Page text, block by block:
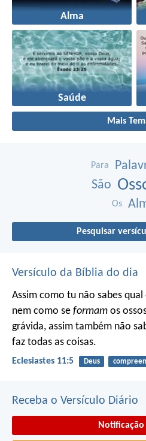
Alma
Saúde
Mais
Para
São
Os
Pesquisar
Versículo da Bíblia do dia
Assim como tu não sabes
nem como se formam os
grávida, assim também não
faz todas as coisas.
Eclesiastes 11:5 Deus
Receba o Versículo Diário